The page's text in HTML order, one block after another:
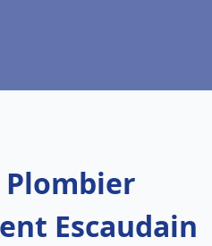
Plombier
Escaudain